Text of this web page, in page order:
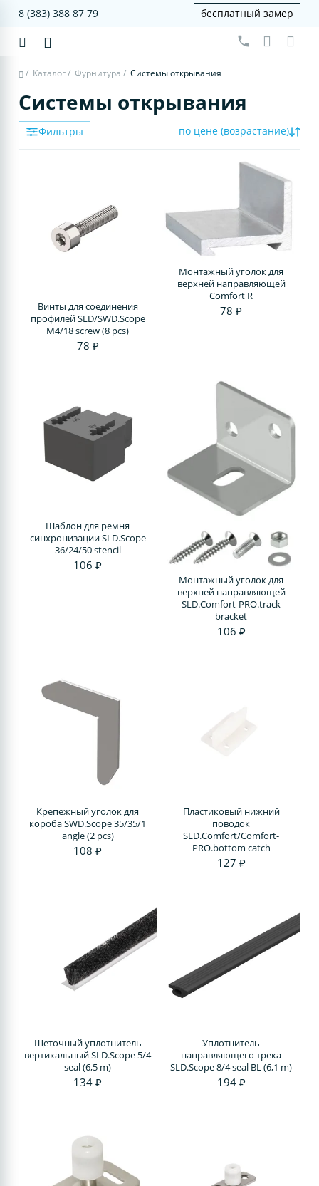
8 (383) 388 87 79 бесплатный замер
/ Каталог/ Фурнитура / Системы открывания
Системы открывания
Фильтры по цене (возрастание)
Винты для соединения
профилей SLD/SWD.Scope
М4/18 screw (8 pcs)
78 ₽
Монтажный уголок для
верхней направляющей
Comfort R
78 ₽
Шаблон для ремня
синхронизации SLD.Scope
36/24/50 stencil
106 ₽
Монтажный уголок для
верхней направляющей
SLD.Comfort-PRO.track
bracket
106 ₽
Крепежный уголок для
короба SWD.Scope 35/35/1
angle (2 pcs)
108 ₽
Пластиковый нижний
поводок
SLD.Comfort/Comfort-
PRO.bottom catch
127 ₽
Щеточный уплотнитель
вертикальный SLD.Scope 5/4
seal (6,5 m)
134 ₽
Уплотнитель
направляющего трека
SLD.Scope 8/4 seal BL (6,1 m)
194 ₽